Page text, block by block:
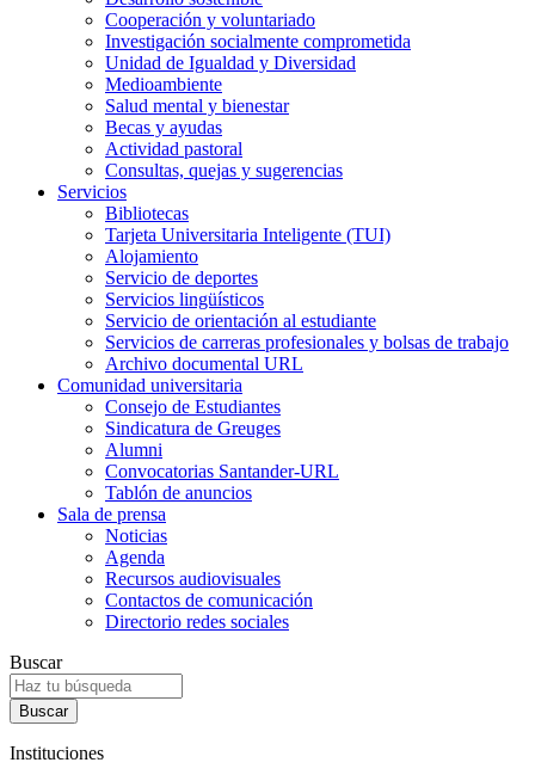
Cooperación y voluntariado
Investigación socialmente comprometida
Unidad de Igualdad y Diversidad
Medioambiente
Salud mental y bienestar
Becas y ayudas
Actividad pastoral
Consultas, quejas y sugerencias
Servicios
Bibliotecas
Tarjeta Universitaria Inteligente (TUI)
Alojamiento
Servicio de deportes
Servicios lingüísticos
Servicio de orientación al estudiante
Servicios de carreras profesionales y bolsas de trabajo
Archivo documental URL
Comunidad universitaria
Consejo de Estudiantes
Sindicatura de Greuges
Alumni
Convocatorias Santander-URL
Tablón de anuncios
Sala de prensa
Noticias
Agenda
Recursos audiovisuales
Contactos de comunicación
Directorio redes sociales
Buscar
Instituciones